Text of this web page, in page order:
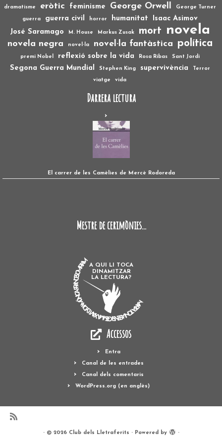
dramatisme eròtic feminisme George Orwell George Turner
guerra guerra civil horror humanitat
Isaac Asimov
José Saramago
M. House Markus Zusak mort novela
novela negra novel·la novel·la fantàstica política
premi Nobel reflexió sobre la vida Rosa Ribas Sant Jordi
Segona Guerra Mundial Stephen King supervivència Terror
viatge vida
Darrera lectura
El carrer de les Camèlies de Mercè Rodoreda
Mestre de cerimònies...
A QUI LI TOCA
DINAMITZAR
LA LECTURA?
MARTA TONI ASENSI GEMMA XAVI LYDIA MÓNICA FRANCESC MIRIAM
Accessos
Entra
Canal de les entrades
Canal dels comentaris
WordPress.org (en anglès)
· © 2026 Club dels Lletraferits · Powered by ·